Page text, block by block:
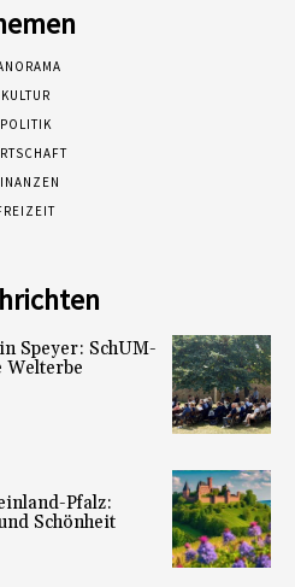
KULTUR
POLITIK
Speyer: SchUM-
Welterbe
Pfalz:
Schönheit